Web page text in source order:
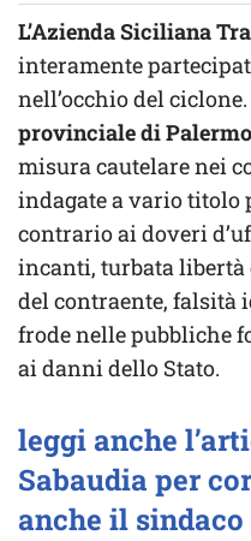
L’Azienda Siciliana
interamente
nell’occhio del ciclone.
provinciale di Palermo
misura cautelare nei
indagate a vario titolo
contrario ai doveri
incanti, turbata libertà
del contraente, falsità
frode nelle pubbliche
ai danni dello Stato.
leggi anche
Sabaudia per
anche il sindaco